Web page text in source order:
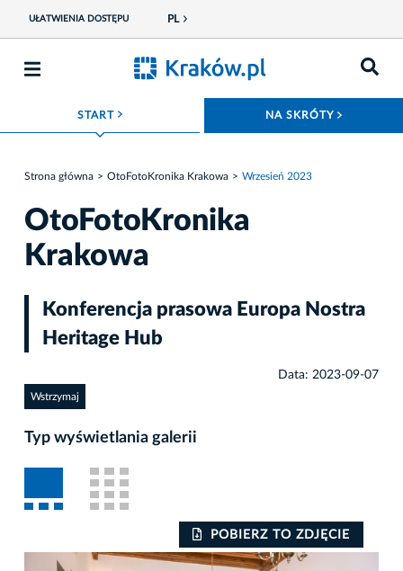
UŁATWIENIA DOSTĘPU PL
START ROZWIŃ MENU NA SKRÓTY
Strona główna OtoFotoKronika Krakowa Wrzesień 2023
OtoFotoKronika
Krakowa
Konferencja prasowa Europa Nostra
Heritage Hub
Data: 2023-09-07
Wstrzymaj
Typ wyświetlania galerii
POBIERZ TO ZDJĘCIE